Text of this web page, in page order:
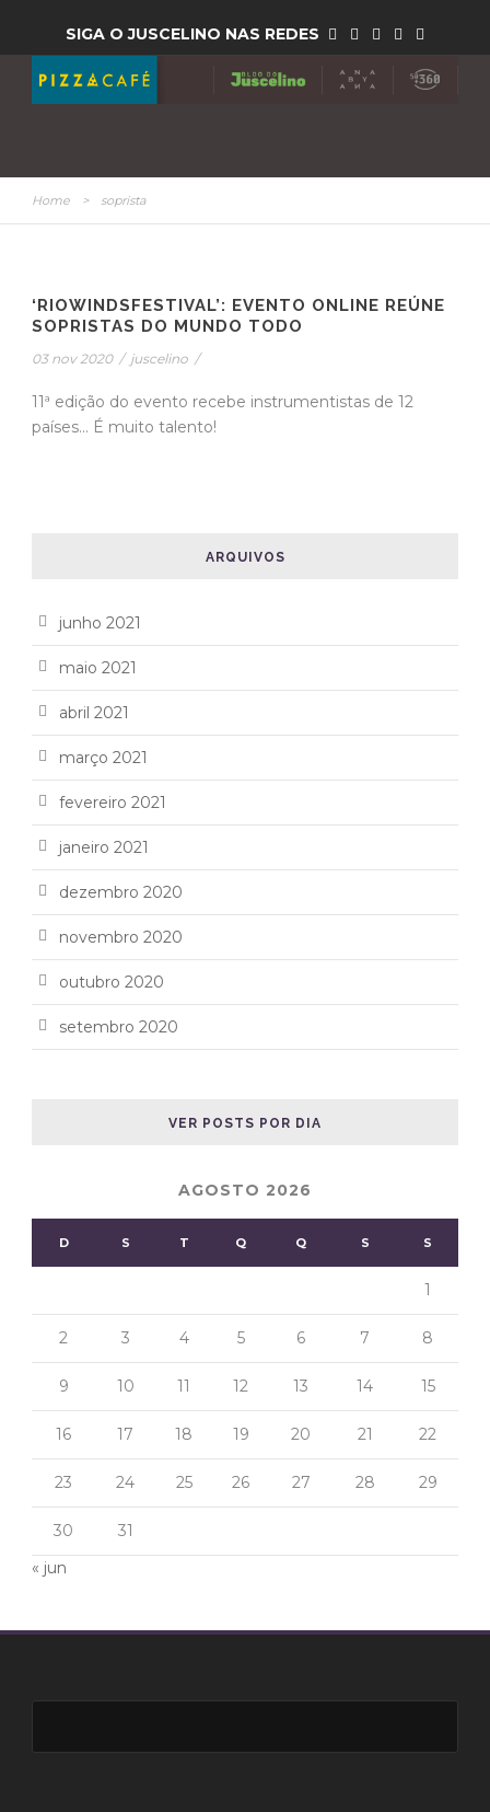
SIGA O JUSCELINO NAS REDES
Home > soprista
‘RIOWINDSFESTIVAL’: EVENTO ONLINE REÚNE
SOPRISTAS DO MUNDO TODO
03 nov 2020 / juscelino /
11ª edição do evento recebe instrumentistas de 12
países... É muito talento!
ARQUIVOS
junho 2021
maio 2021
abril 2021
março 2021
fevereiro 2021
janeiro 2021
dezembro 2020
novembro 2020
outubro 2020
setembro 2020
VER POSTS POR DIA
AGOSTO 2026
D S T Q Q S S
1
2 3 4 5 6 7 8
9 10 11 12 13 14 15
16 17 18 19 20 21 22
23 24 25 26 27 28 29
30
31
« jun